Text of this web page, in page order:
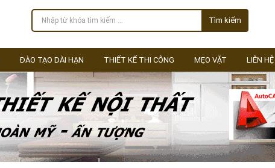
Tìm kiếm
ĐÀO TẠO DÀI HẠN THIẾT KẾ THI CÔNG MẸO VẶT LIÊN HỆ